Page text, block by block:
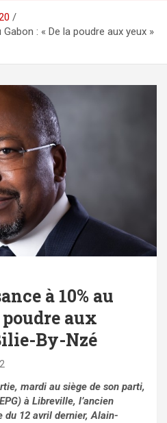
: « De la poudre aux yeux »
à 10% au
poudre aux
By-Nzé
mardi au siège de son parti,
à Libreville, l’ancien
12 avril dernier, Alain-